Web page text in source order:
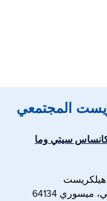
المجتمعي
سيتي وما
64134